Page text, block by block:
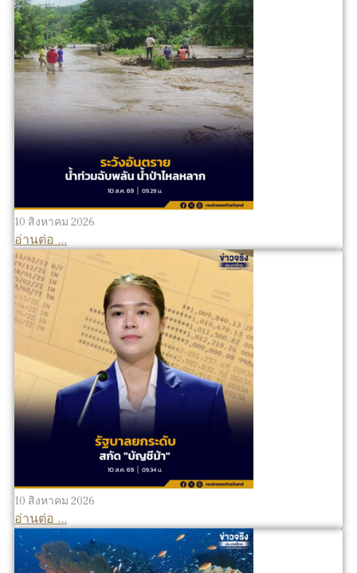
10 สิงหาคม 2026
อ่านต่อ ...
10 สิงหาคม 2026
อ่านต่อ ...